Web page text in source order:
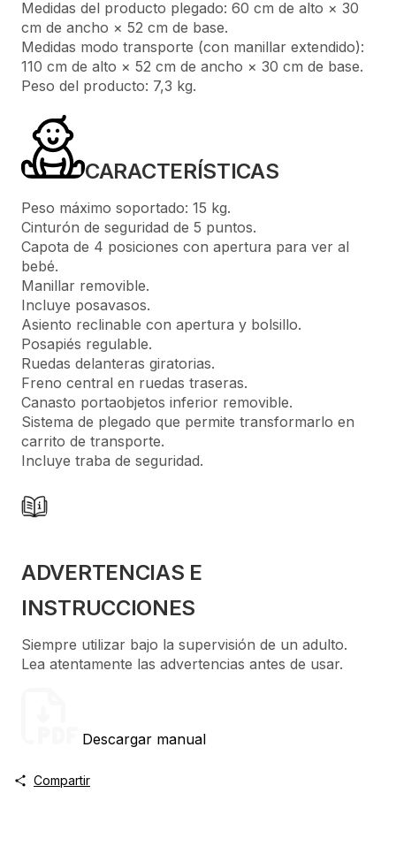
Medidas del producto plegado: 60 cm de alto × 30
cm de ancho × 52 cm de base.
Medidas modo transporte (con manillar extendido):
110 cm de alto × 52 cm de ancho × 30 cm de base.
Peso del producto: 7,3 kg.
CARACTERÍSTICAS
Peso máximo soportado: 15 kg.
Cinturón de seguridad de 5 puntos.
Capota de 4 posiciones con apertura para ver al
bebé.
Manillar removible.
Incluye posavasos.
Asiento reclinable con apertura y bolsillo.
Posapiés regulable.
Ruedas delanteras giratorias.
Freno central en ruedas traseras.
Canasto portaobjetos inferior removible.
Sistema de plegado que permite transformarlo en
carrito de transporte.
Incluye traba de seguridad.
ADVERTENCIAS E
INSTRUCCIONES
Siempre utilizar bajo la supervisión de un adulto.
Lea atentamente las advertencias antes de usar.
Descargar manual
Compartir